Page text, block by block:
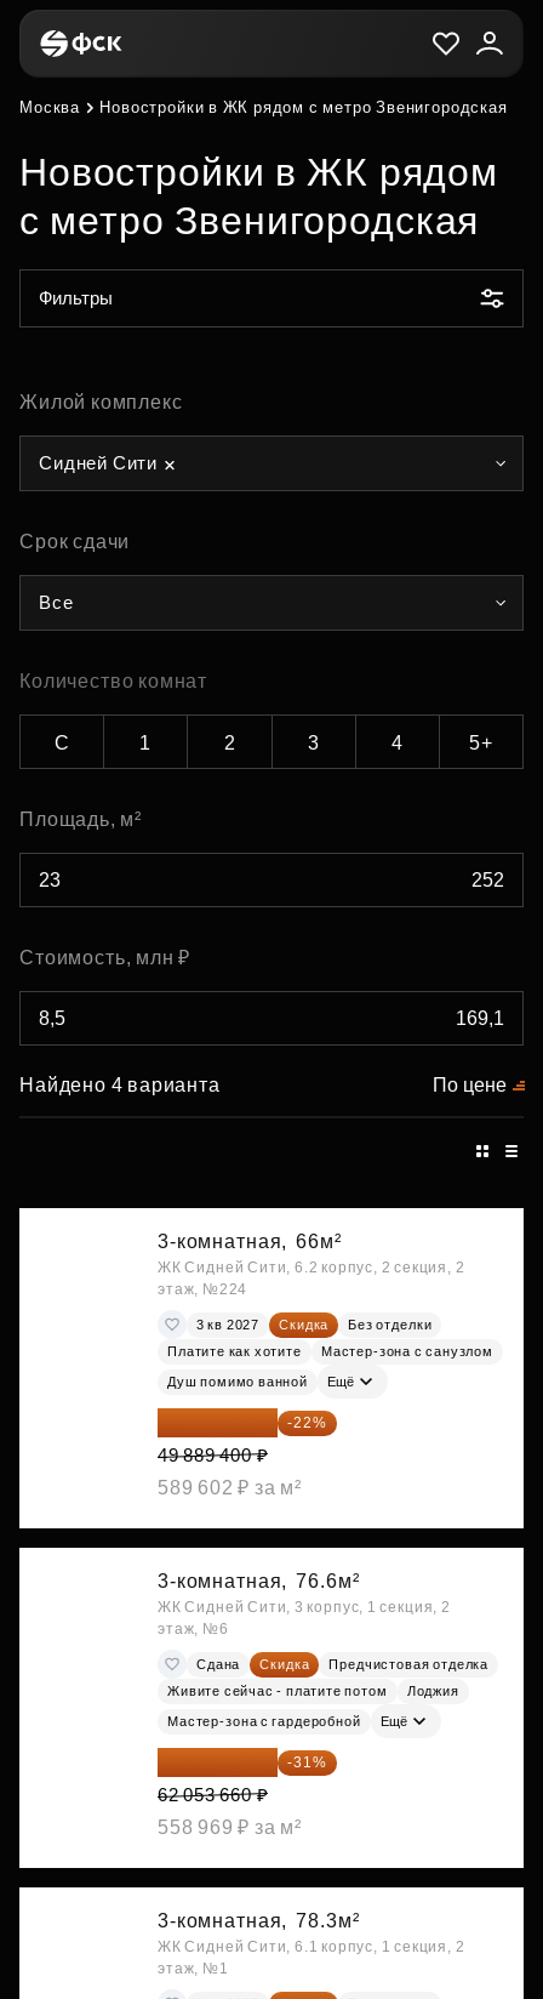
Москва Новостройки в ЖК рядом с метро Звенигородская
Новостройки в ЖК рядом
с метро Звенигородская
Фильтры
Жилой комплекс
Сидней Сити
Срок сдачи
Все
Количество комнат
С 1 2 3 4 5+
Площадь, м²
Стоимость, млн ₽
Найдено 4 варианта По цене
3-комнатная, 66м²
ЖК Сидней Сити, 6.2 корпус, 2 секция, 2
этаж, №224
3 кв 2027 Скидка
Без отделки
Платите как хотите
Мастер-зона с санузлом
Душ помимо ванной Ещё
38 913 732 ₽ -22%
49 889 400 ₽
589 602 ₽ за м²
3-комнатная, 76.6м²
ЖК Сидней Сити, 3 корпус, 1 секция, 2
этаж, №6
Сдана Скидка
Предчистовая отделка
Живите сейчас - платите потом
Лоджия
Мастер-зона с гардеробной Ещё
42 817 025 ₽ -31%
62 053 660 ₽
558 969 ₽ за м²
3-комнатная, 78.3м²
ЖК Сидней Сити, 6.1 корпус, 1 секция, 2
этаж, №1